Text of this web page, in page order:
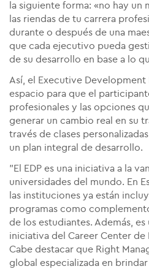
la siguiente forma: «no hay
las riendas de tu carrera
durante o después de una
que cada ejecutivo pueda
de su desarrollo en base a lo
Así, el Executive
espacio para que el
profesionales y las opciones
generar un cambio real en su
través de clases
un plan integral de desarrollo.
"El EDP es una iniciativa a la
universidades del mundo. En
las instituciones ya están
programas como
de los estudiantes. Además,
iniciativa del Career Center de
Cabe destacar que Right
global especializada en